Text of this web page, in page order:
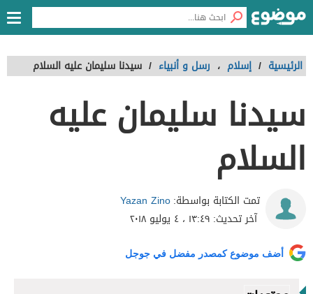
الرئيسية / إسلام ، رسل و أنبياء / سيدنا سليمان عليه السلام
سيدنا سليمان عليه
السلام
تمت الكتابة بواسطة:Yazan Zino
آخر تحديث: ١٣:٤٩ ، ٤ يوليو ٢٠١٨
أضف موضوع كمصدر مفضل في جوجل